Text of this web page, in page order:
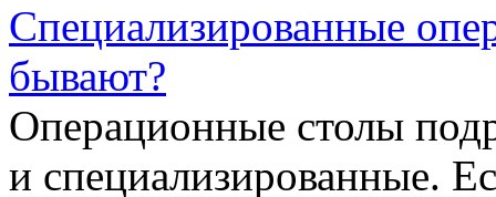
Специализированные
бывают?
Операционные столы
и специализированные.